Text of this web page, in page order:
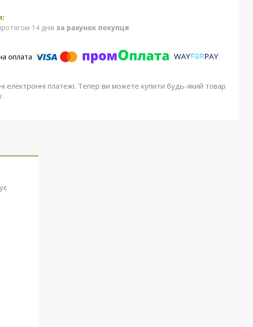
14 днів за рахунок покупця
електронні платежі. Тепер ви можете купити будь-який товар